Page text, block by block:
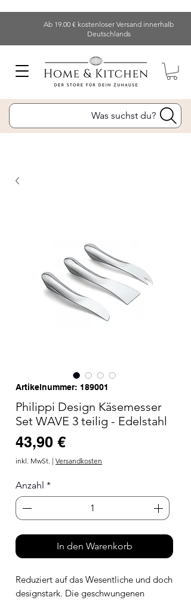
Ab 19.00 € kostenloser Versand innerhalb
Deutschlands
Was suchst du?
Artikelnummer: 189001
Philippi Design Käsemesser
Set WAVE 3 teilig - Edelstahl
43,90 €Preis
inkl. MwSt. | Versandkosten
Anzahl *
In den Warenkorb
Reduziert auf das Wesentliche und doch
designstark. Die geschwungenen